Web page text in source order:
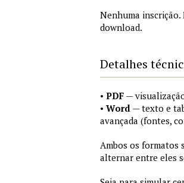
Nenhuma
download.
Detalhes
• PDF —
• Word — texto e
avançada (fontes,
Ambos os formatos
alternar entre eles